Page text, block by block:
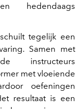
hedendaags
tegelijk een
Samen met
instructeurs
met vloeiende
oefeningen
resultaat is een